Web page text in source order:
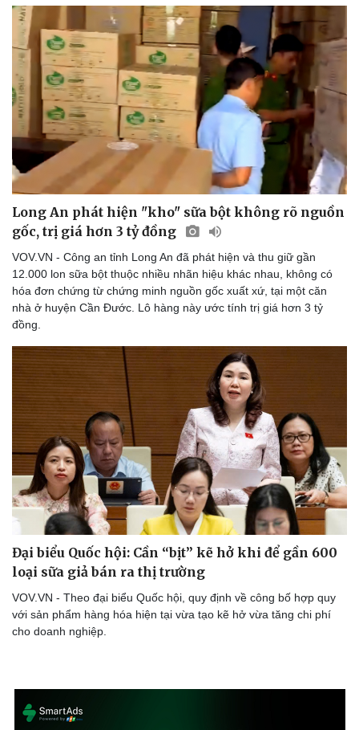
Long An phát hiện "kho" sữa bột không rõ nguồn
gốc, trị giá hơn 3 tỷ đồng
VOV.VN - Công an tỉnh Long An đã phát hiện và thu giữ gần
12.000 lon sữa bột thuộc nhiều nhãn hiệu khác nhau, không có
hóa đơn chứng từ chứng minh nguồn gốc xuất xứ, tại một căn
nhà ở huyện Cần Đước. Lô hàng này ước tính trị giá hơn 3 tỷ
đồng.
Đại biểu Quốc hội: Cần “bịt” kẽ hở khi để gần 600
loại sữa giả bán ra thị trường
VOV.VN - Theo đại biểu Quốc hội, quy định về công bố hợp quy
với sản phẩm hàng hóa hiện tại vừa tạo kẽ hở vừa tăng chi phí
cho doanh nghiệp.